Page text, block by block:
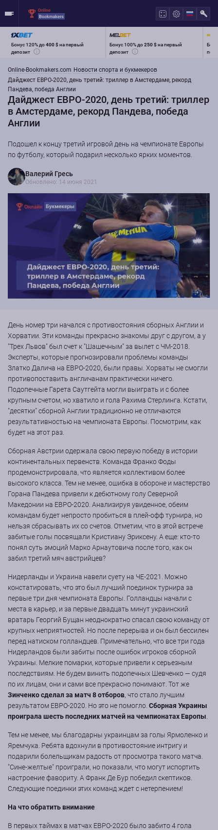
Бонус 120% до400 $на первый
депозит
Бонус 100% до250 $на первый
депозит
Online-Bookmakers.com Новости спорта и букмекеров
Дайджест ЕВРО-2020, день третий: триллер в Амстердаме, рекорд
Пандева, победа Англии
Дайджест ЕВРО-2020, день третий: триллер
в Амстердаме, рекорд Пандева, победа
Англии
Подошел к концу третий игровой день на чемпионате Европы
по футболу, который подарил несколько ярких моментов.
Валерий Гресь
Обновлено: 14 июня 2021
День номер три начался с противостояния сборных Англии и
Хорватии. Эти команды прекрасно знакомы друг с другом, а у
"Трех Львов" был счет к "Шашечным" за вылет с ЧМ-2018.
Эксперты, которые прогнозировали проблемы команды
Златко Далича на ЕВРО-2020, были правы. Хорваты не смогли
противопоставить англичанам практически ничего.
Подопечные Гарета Саутгейта могли выиграть и с более
крупным счетом, но хватило и гола Рахима Стерлинга. Кстати,
"десятки" сборной Англии традиционно не отличаются
результативностью на чемпионата Европы. Посмотрим, как
будет на этот раз.
Сборная Австрии одержала свою первую победу в истории
континентальных первенств. Команда Франко Фоды
продемонстрировала, что является коллективом более
высокого класса. Тем не менее, ошибка в обороне и мастерство
Горана Пандева привели к дебютному голу Северной
Македонии на ЕВРО-2020. Анализируя увиденное, обеим
командам будет непросто пробиться в плей-офф турнира, но
нельзя сбрасывать их со счетов. Отметим, что в этой встрече
забитые голы посвящали Кристиану Эриксену. А еще: кто-то
понял суть эмоций Марко Арнаутовича после того, как он
забил третий мяч австрийцев?
Нидерланды и Украина навели суету на ЧЕ-2021. Можно
констатировать, что это был лучший поединок турнира за
первые три дня чемпионата Европы. Голландцы начали с
места в карьер, и за первые двадцать минут украинский
вратарь Георгий Бущан неоднократно спасал свою команду от
крупных неприятностей. Но после перерыва и он был бессилен
перед натиском голландцев. Примечательно, что все три года
Нидерландов были забиты после ошибок игроков сборной
Украины. Мелкие помарки, которые привели к серьезным
последствиям. Не будем винить подопечных Шевченко — судя
по их лицам, они и сами все прекрасно понимают. Тот же
Зинченко сделал за матч 8 отборов, что стало лучшим
результатом ЕВРО-2020. Но это не помогло. Сборная Украины
проиграла шесть последних матчей на чемпионатах Европы
Тем не менее, мы благодарны украинцам за голы Ярмоленко и
Яремчука. Ребята вдохнули в противостояние интригу и
подарили болельщикам радость от просмотра такого матча.
"Сине-желтые" проиграли, но показали, что могут испортить
настроение фавориту. А Франк Де Бур победил скептиков.
Следующие поединки этих команд ждет с нетерпением!
На что обратить внимание
В первых таймах в матчах ЕВРО-2020 было забито 4 гола